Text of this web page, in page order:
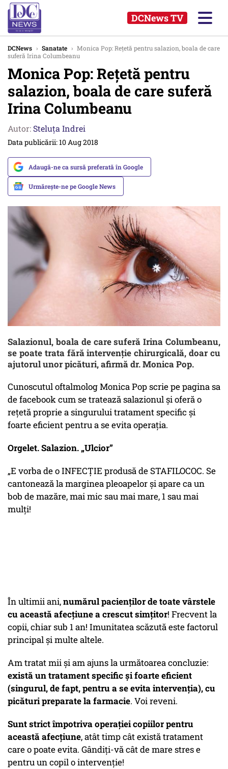
DCNews TV
DCNews › Sanatate › Monica Pop: Rețetă pentru salazion, boala de care
suferă Irina Columbeanu
Monica Pop: Rețetă pentru
salazion, boala de care suferă
Irina Columbeanu
Autor: Steluța Indrei
Data publicării: 10 Aug 2018
Adaugă-ne ca sursă preferată în Google
Urmărește-ne pe Google News
Salazionul, boala de care suferă Irina Columbeanu,
se poate trata fără intervenție chirurgicală, doar cu
ajutorul unor picături, afirmă dr. Monica Pop.
Cunoscutul oftalmolog Monica Pop scrie pe pagina sa
de facebook cum se tratează salazionul și oferă o
rețetă proprie a singurului tratament specific și
foarte eficient pentru a se evita operația.
Orgelet. Salazion. „Ulcior”
„E vorba de o INFECȚIE produsă de STAFILOCOC. Se
cantonează la marginea pleoapelor și apare ca un
bob de mazăre, mai mic sau mai mare, 1 sau mai
mulți!
În ultimii ani,numărul pacienților de toate vârstele
cu această afecțiune a crescut simțitor! Frecvent la
copii, chiar sub 1 an! Imunitatea scăzută este factorul
principal și multe altele.
Am tratat mii și am ajuns la următoarea concluzie:
există un tratament specific și foarte eficient
(singurul, de fapt, pentru a se evita intervenția), cu
picături preparate la farmacie. Voi reveni.
Sunt strict împotriva operației copiilor pentru
această afecțiune, atât timp cât există tratament
care o poate evita. Gândiți-vă cât de mare stres e
pentru un copil o intervenție!